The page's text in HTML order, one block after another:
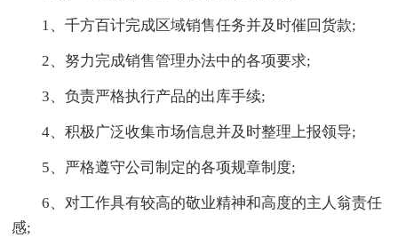
1、千方百计完成区域销售任务并及时催回货款;
2、努力完成销售管理办法中的各项要求;
3、负责严格执行产品的出库手续;
4、积极广泛收集市场信息并及时整理上报领导;
5、严格遵守公司制定的各项规章制度;
6、对工作具有较高的敬业精神和高度的主人翁责任
感;